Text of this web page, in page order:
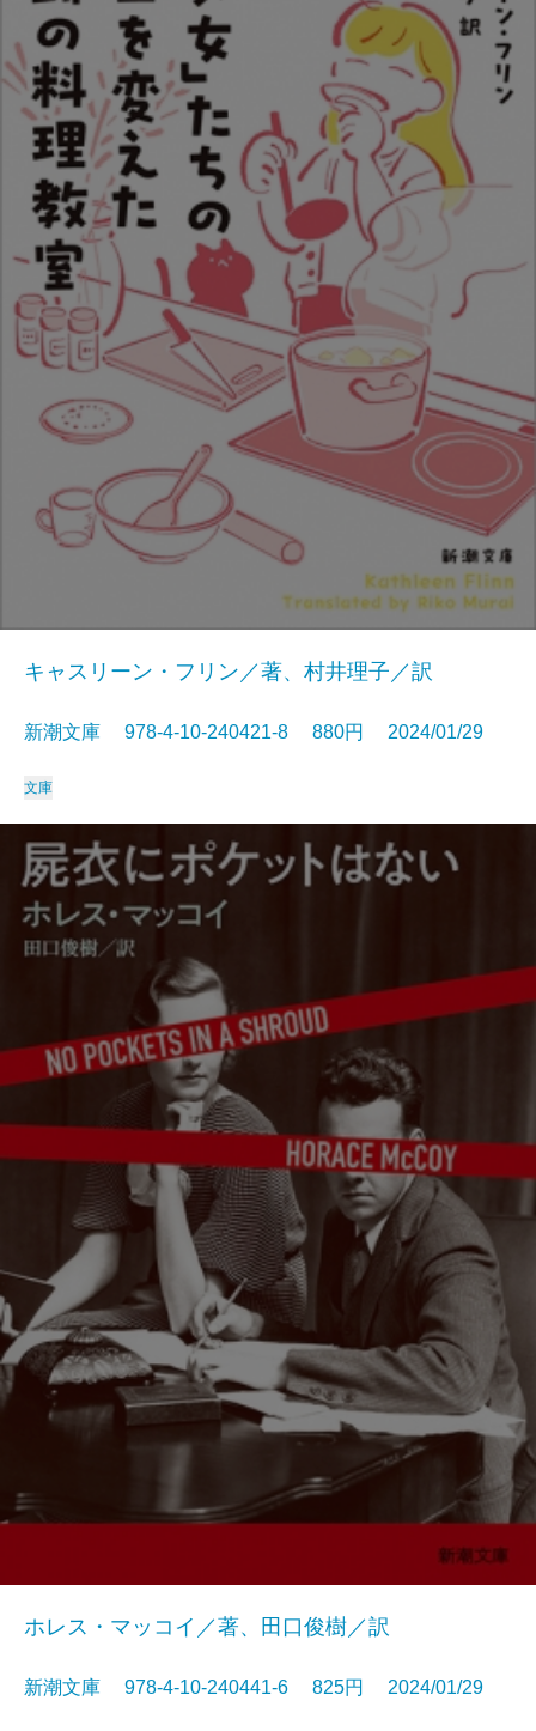
キャスリーン・フリン／著、村井理子／訳
新潮文庫 978-4-10-240421-8 880円 2024/01/29
文庫
ホレス・マッコイ／著、田口俊樹／訳
新潮文庫 978-4-10-240441-6 825円 2024/01/29